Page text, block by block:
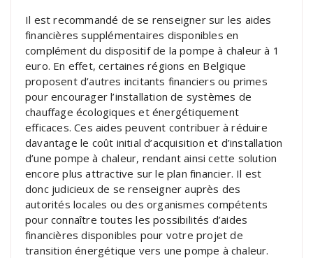
Il est recommandé de se renseigner sur les aides
financières supplémentaires disponibles en
complément du dispositif de la pompe à chaleur à 1
euro. En effet, certaines régions en Belgique
proposent d’autres incitants financiers ou primes
pour encourager l’installation de systèmes de
chauffage écologiques et énergétiquement
efficaces. Ces aides peuvent contribuer à réduire
davantage le coût initial d’acquisition et d’installation
d’une pompe à chaleur, rendant ainsi cette solution
encore plus attractive sur le plan financier. Il est
donc judicieux de se renseigner auprès des
autorités locales ou des organismes compétents
pour connaître toutes les possibilités d’aides
financières disponibles pour votre projet de
transition énergétique vers une pompe à chaleur.